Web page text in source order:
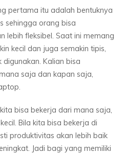
pertama itu adalah bentuknya
sehingga orang bisa
lebih fleksibel. Saat ini memang
kecil dan juga semakin tipis,
Kalian bisa
saja dan kapan saja,
bisa bekerja dari mana saja,
Bila kita bisa bekerja di
produktivitas akan lebih baik
Jadi bagi yang memiliki